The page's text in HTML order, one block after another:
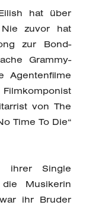
hat über
Nie zuvor hat
zur Bond-
Grammy-
Agentenfilme
von The
Time To Die“
Single
Musikerin
ihr Bruder